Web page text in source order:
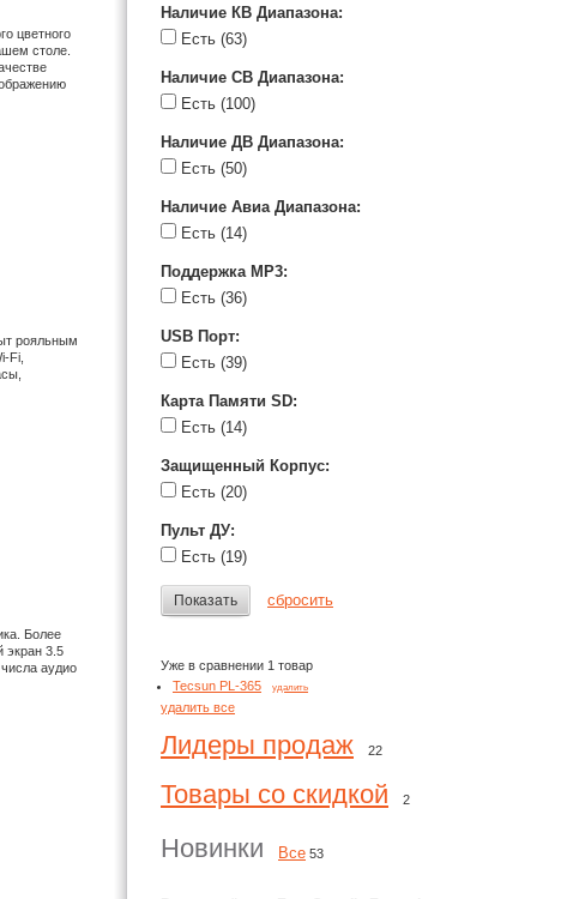
цветного
столе.
рояльным
Fi,
Более
экран 3.5
аудио
Наличие КВ Диапазона:
Есть (63)
Наличие СВ Диапазона:
Есть (100)
Наличие ДВ Диапазона:
Есть (50)
Наличие Авиа Диапазона:
Есть (14)
Поддержка MP3:
Есть (36)
USB Порт:
Есть (39)
Карта Памяти SD:
Есть (14)
Защищенный Корпус:
Есть (20)
Пульт ДУ:
Есть (19)
Показать сбросить
Уже в сравнении 1 товар
Tecsun PL-365
удалить
удалить все
Лидеры продаж 22
Товары со скидкой 2
Новинки Все 53